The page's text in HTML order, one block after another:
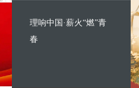
理响中国·薪火“燃”青
春